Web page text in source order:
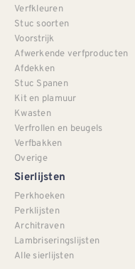
Verfkleuren
Stuc soorten
Voorstrijk
Afwerkende verfproducten
Afdekken
Stuc Spanen
Kit en plamuur
Kwasten
Verfrollen en beugels
Verfbakken
Overige
Sierlijsten
Perkhoeken
Perklijsten
Architraven
Lambriseringslijsten
Alle sierlijsten